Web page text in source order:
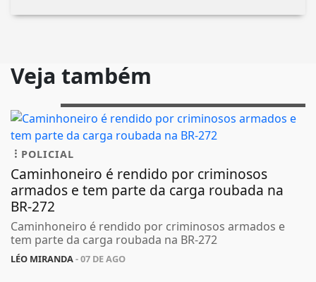
Telegram Whatsapp Facebook
Veja também
POLICIAL
Caminhoneiro é rendido por criminosos